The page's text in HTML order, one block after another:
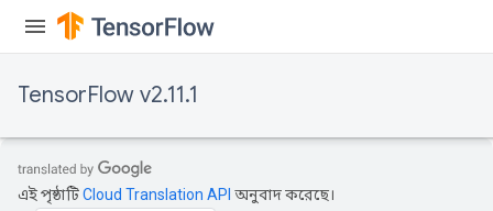
TensorFlow v2.11.1
এই পৃষ্ঠাটিCloud Translation API অনুবাদ করেছে।